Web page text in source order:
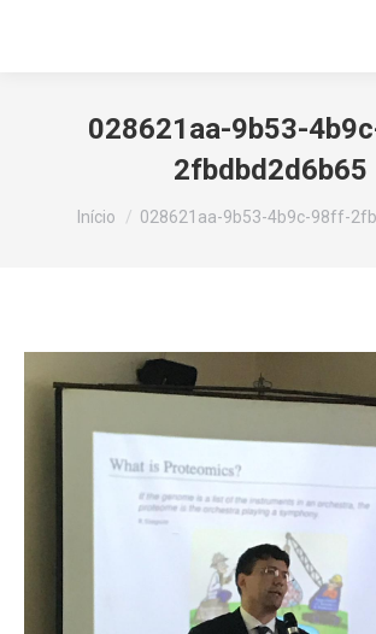
028621aa-9b53-
2fbdbd2d6b65
Você está aqui:
Início 028621aa-9b53-4b9c-98ff-